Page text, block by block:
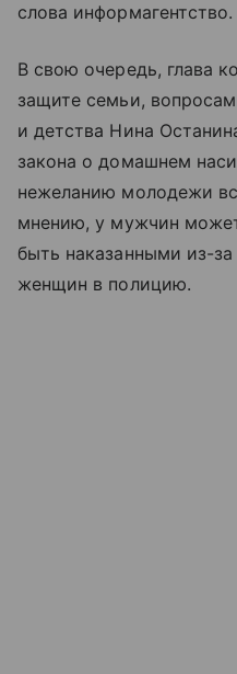
слова информагентство.
В свою очередь, глава
защите семьи,
и детства Нина
закона о домашнем
нежеланию молодежи
мнению, у мужчин
быть наказанными из-
женщин в полицию.